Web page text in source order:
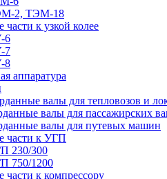
2, ТЭМ-18
части к узкой колее
6
7
8
аппаратура
валы для тепловозов и
валы для пассажирских
валы для путевых машин
части к УГП
230/300
750/1200
части к компрессору